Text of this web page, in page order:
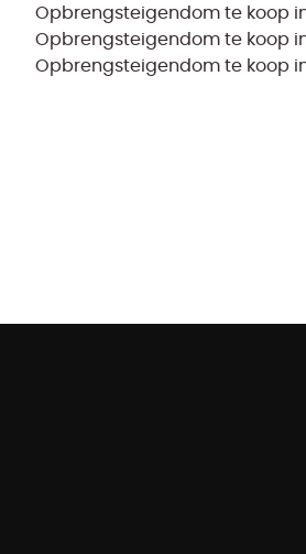
Opbrengsteigendom te koop
Opbrengsteigendom te koop
Opbrengsteigendom te koop